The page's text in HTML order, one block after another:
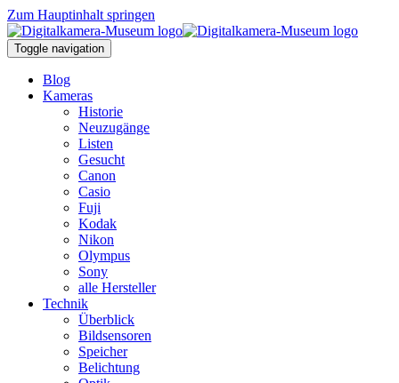
Zum Hauptinhalt springen
Toggle navigation
Blog
Kameras
Historie
Neuzugänge
Listen
Gesucht
Canon
Casio
Fuji
Kodak
Nikon
Olympus
Sony
alle Hersteller
Technik
Überblick
Bildsensoren
Speicher
Belichtung